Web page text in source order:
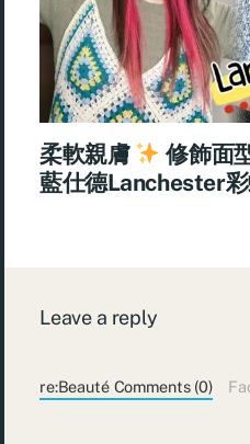
柔軟親膚 修飾面
藍仕德Lanchester
Leave a reply
re:Beauté Comments (0)